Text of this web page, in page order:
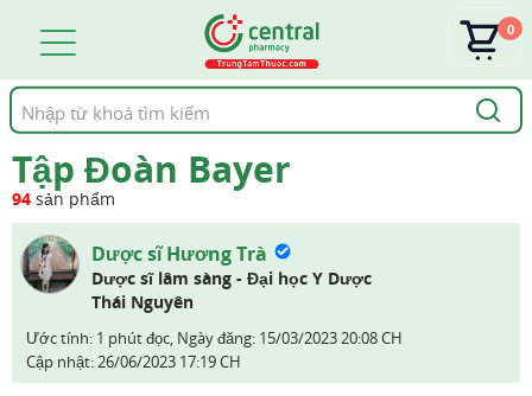
Tìm
kiếm
0
Tập Đoàn Bayer
94 sản phẩm
Dược sĩ Hương Trà
Dược sĩ lâm sàng - Đại học Y Dược
Thái Nguyên
Ước tính: 1 phút đọc, Ngày đăng: 15/03/2023 20:08 CH
Cập nhật:26/06/2023 17:19 CH